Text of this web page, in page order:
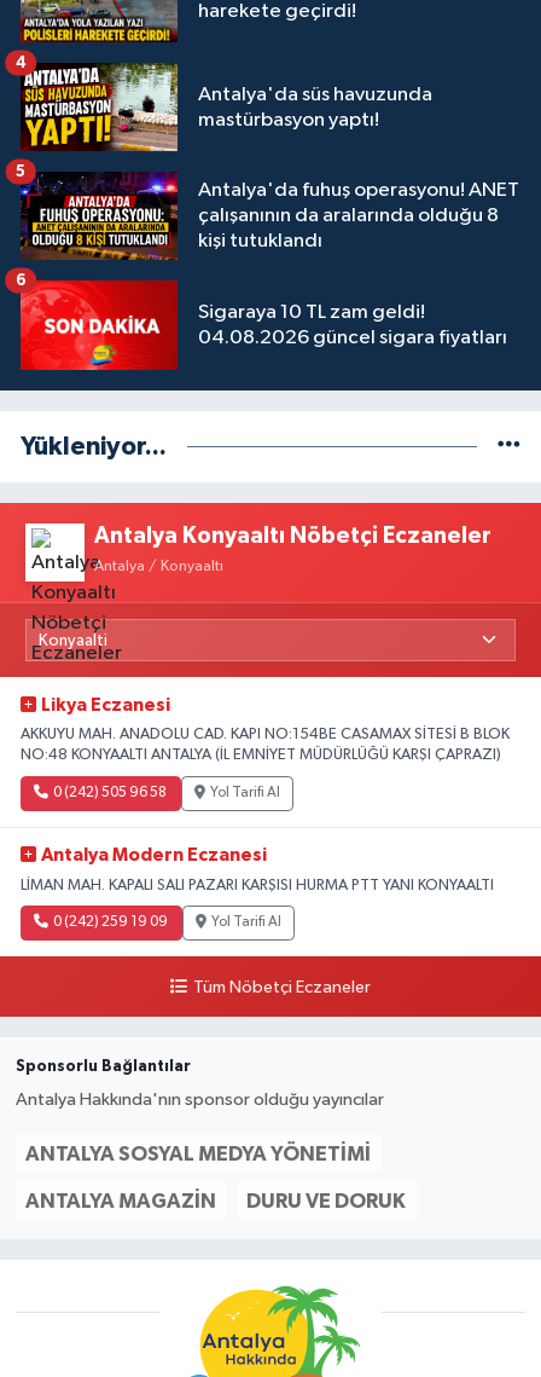
harekete geçirdi!
Antalya'da süs havuzunda
mastürbasyon yaptı!
4
Antalya'da fuhuş operasyonu! ANET
çalışanının da aralarında olduğu 8
kişi tutuklandı
5
Sigaraya 10 TL zam geldi!
04.08.2026 güncel sigara fiyatları
6
Yükleniyor...
Antalya Konyaaltı Nöbetçi Eczaneler
Antalya / Konyaaltı
Likya Eczanesi
AKKUYU MAH. ANADOLU CAD. KAPI NO:154BE CASAMAX SİTESİ B BLOK
NO:48 KONYAALTI ANTALYA (İL EMNİYET MÜDÜRLÜĞÜ KARŞI ÇAPRAZI)
0 (242) 505 96 58 Yol Tarifi Al
Antalya Modern Eczanesi
LİMAN MAH. KAPALI SALI PAZARI KARŞISI HURMA PTT YANI KONYAALTI
0 (242) 259 19 09 Yol Tarifi Al
Tüm Nöbetçi Eczaneler
Sponsorlu Bağlantılar
Antalya Hakkında'nın sponsor olduğu yayıncılar
ANTALYA SOSYAL MEDYA YÖNETIMI
ANTALYA MAGAZIN DURU VE DORUK